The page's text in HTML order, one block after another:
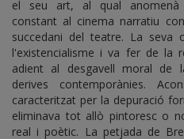
el seu art, al qual anomenà
constant al cinema narratiu
succedani del teatre. La seva
l'existencialisme i va fer de la
adient al desgavell moral de
derives contemporànies.
caracteritzat per la depuració
eliminava tot allò pintoresc o
real i poètic. La petjada de